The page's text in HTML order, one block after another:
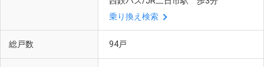
乗り換え検索
総戸数 94戸